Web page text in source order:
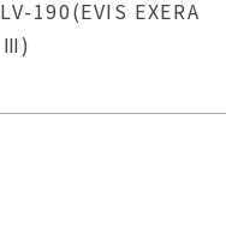
190(EVIS EXERA
Ⅲ)